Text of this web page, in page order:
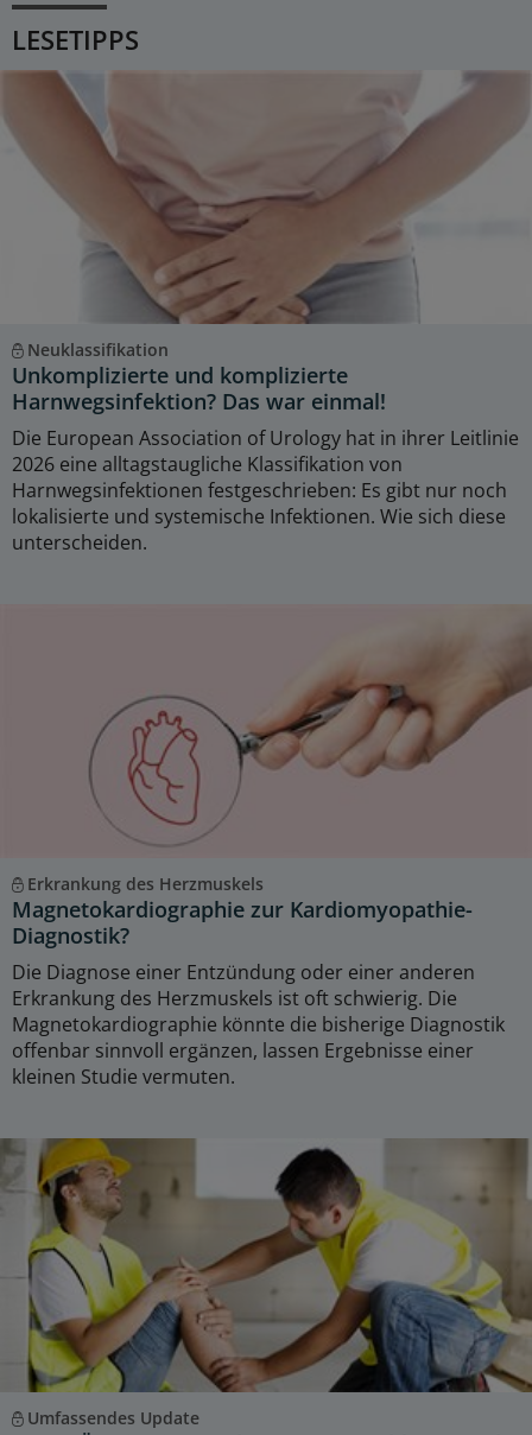
LESETIPPS
Neuklassifikation
Unkomplizierte und komplizierte
Harnwegsinfektion? Das war einmal!
Die European Association of Urology hat in ihrer Leitlinie
2026 eine alltagstaugliche Klassifikation von
Harnwegsinfektionen festgeschrieben: Es gibt nur noch
lokalisierte und systemische Infektionen. Wie sich diese
unterscheiden.
Erkrankung des Herzmuskels
Magnetokardiographie zur Kardiomyopathie-
Diagnostik?
Die Diagnose einer Entzündung oder einer anderen
Erkrankung des Herzmuskels ist oft schwierig. Die
Magnetokardiographie könnte die bisherige Diagnostik
offenbar sinnvoll ergänzen, lassen Ergebnisse einer
kleinen Studie vermuten.
Umfassendes Update